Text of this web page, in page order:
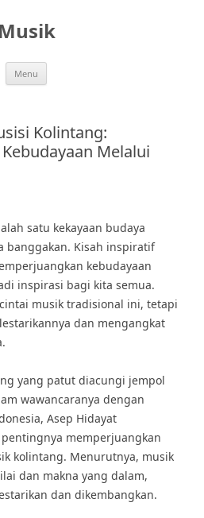
Musik
Menu
Kolintang:
Melalui
satu kekayaan budaya
banggakan. Kisah inspiratif
kebudayaan
inspirasi bagi kita semua.
musik tradisional ini, tetapi
dan mengangkat
yang patut diacungi jempol
wawancaranya dengan
Asep Hidayat
memperjuangkan
kolintang. Menurutnya, musik
dan makna yang dalam,
dan dikembangkan.